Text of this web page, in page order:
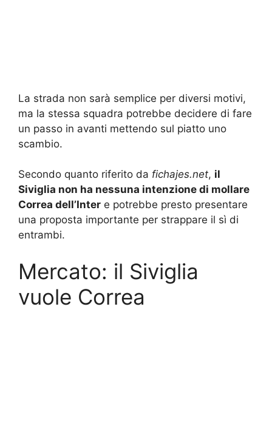
La strada non sarà semplice per diversi motivi,
ma la stessa squadra potrebbe decidere di fare
un passo in avanti mettendo sul piatto uno
scambio.
Secondo quanto riferito da fichajes.net, il
Siviglia non ha nessuna intenzione di mollare
Correa dell’Inter e potrebbe presto presentare
una proposta importante per strappare il sì di
entrambi.
Mercato: il Siviglia
vuole Correa